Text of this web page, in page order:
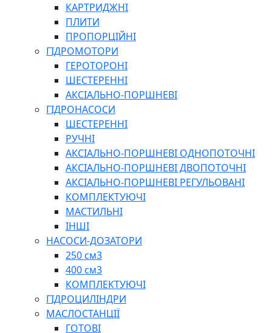
БОРЕКС, ЕО
КАРТРИДЖНІ
ПЛИТИ
ПРОПОРЦІЙНІ
ГІДРОМОТОРИ
ГЕРОТОРОНІ
ШЕСТЕРЕННІ
АКСІАЛЬНО-ПОРШНЕВІ
ГІДРОНАСОСИ
ШЕСТЕРЕННІ
РУЧНІ
АКСІАЛЬНО-ПОРШНЕВІ ОДНОПОТОЧНІ
АКСІАЛЬНО-ПОРШНЕВІ ДВОПОТОЧНІ
АКСІАЛЬНО-ПОРШНЕВІ РЕГУЛЬОВАНІ
КОМПЛЕКТУЮЧІ
МАСТИЛЬНІ
ІНШІ
НАСОСИ-ДОЗАТОРИ
250 см3
400 см3
КОМПЛЕКТУЮЧІ
ГІДРОЦИЛІНДРИ
МАСЛОСТАНЦІЇ
ГОТОВІ